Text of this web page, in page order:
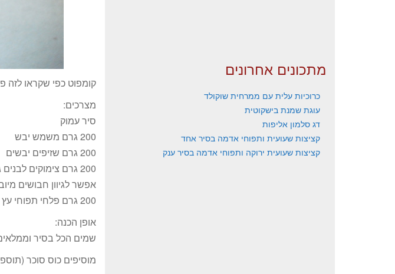
קומפוט כפי שקראו לזה
מצרכים:
סיר עמוק
200 גרם משמש יבש
200 גרם שזיפים יבשים
200 גרם צימוקים לבנים גדולים
אפשר לגיוון חבושים
200 גרם פלחי תפוחי עץ מיובשים
אופן הכנה:
שמים הכל בסיר וממלאים
מוסיפים כוס סוכר
מתכונים אחרונים
כרוכיות עלית עם ממרחית שוקולד
עוגת שמנת בישקוטית
דג סלמון אליפות
קציצות שעועית ותפוחי אדמה בסיר אחד
קציצות שעועית ירוקה ותפוחי אדמה בסיר ענק